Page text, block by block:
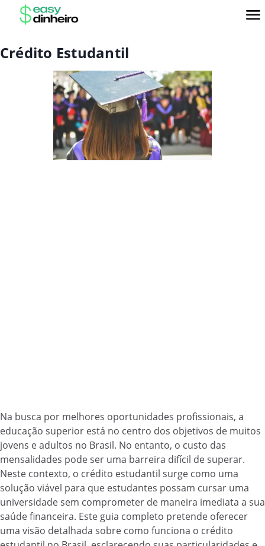
Crédito Estudantil
Na busca por melhores oportunidades profissionais, a
educação superior está no centro dos objetivos de muitos
jovens e adultos no Brasil. No entanto, o custo das
mensalidades pode ser uma barreira difícil de superar.
Neste contexto, o crédito estudantil surge como uma
solução viável para que estudantes possam cursar uma
universidade sem comprometer de maneira imediata a sua
saúde financeira. Este guia completo pretende oferecer
uma visão detalhada sobre como funciona o crédito